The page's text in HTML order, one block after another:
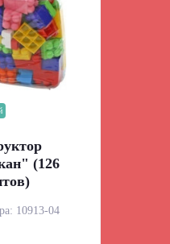
(126
10913-04